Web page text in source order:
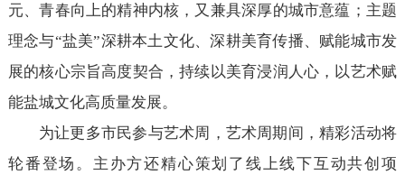
元、青春向上的精神内核，又兼具深厚的城市意蕴；主题
理念与“盐美”深耕本土文化、深耕美育传播、赋能城市发
展的核心宗旨高度契合，持续以美育浸润人心，以艺术赋
能盐城文化高质量发展。
为让更多市民参与艺术周，艺术周期间，精彩活动将
轮番登场。主办方还精心策划了线上线下互动共创项